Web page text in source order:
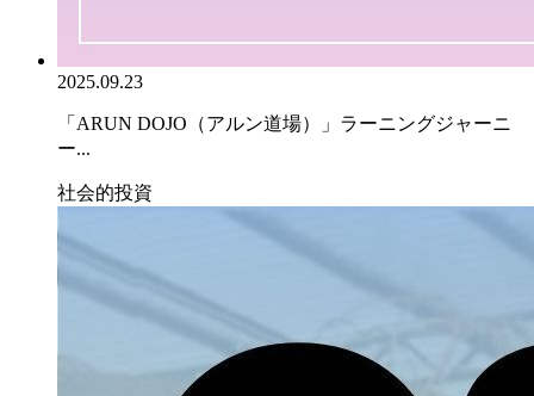
2025.09.23
「ARUN DOJO（アルン道場）」ラーニングジャーニ
ー...
社会的投資